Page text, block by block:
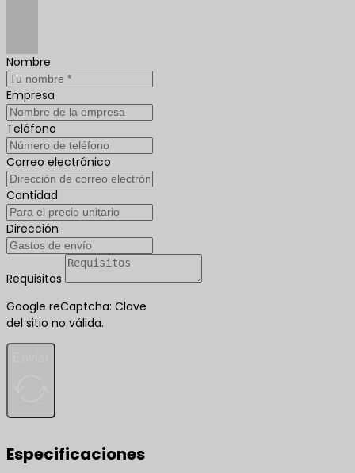
Nombre
Empresa
Teléfono
Correo electrónico
Cantidad
Dirección
Requisitos
Google reCaptcha: Clave
del sitio no válida.
Especificaciones